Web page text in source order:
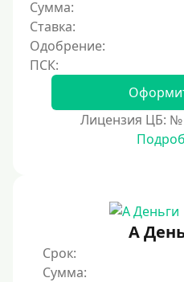
Сумма:
Ставка:
Одобрение:
Лицензия ЦБ: №
А
Срок:
Сумма: